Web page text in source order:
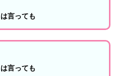
言っても
言っても